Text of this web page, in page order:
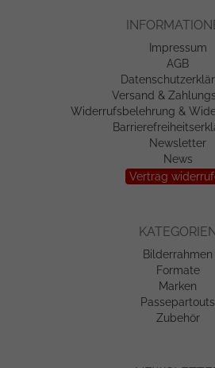
Impressum
AGB
Versand &
Widerrufsbelehrung &
Newsletter
News
Vertrag
Bilderrahmen
Formate
Marken
Passepartouts
Zubehör